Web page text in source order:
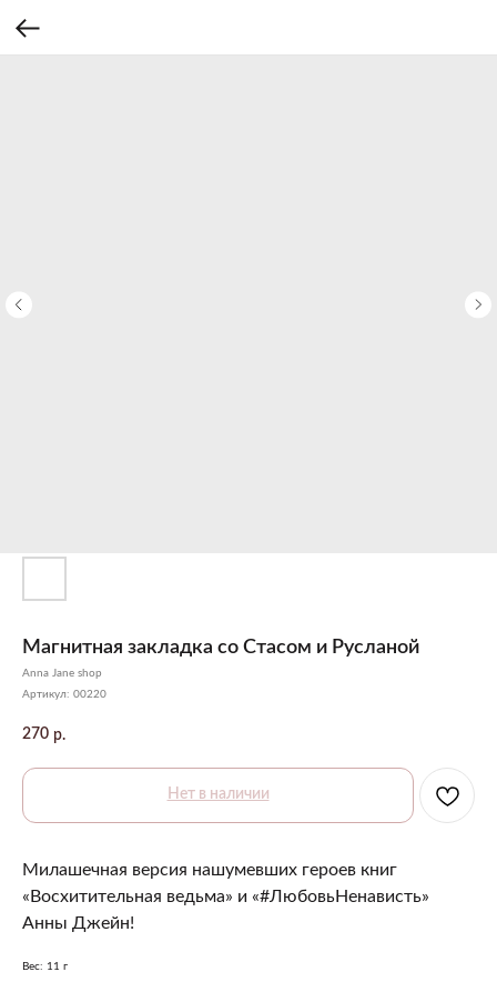
Магнитная закладка со Стасом и Русланой
Anna Jane shop
Артикул: 00220
270 р.
Нет в наличии
Милашечная версия нашумевших героев книг
«Восхитительная ведьма» и «#ЛюбовьНенависть»
Анны Джейн!
Вес: 11 г